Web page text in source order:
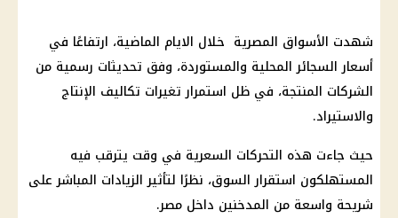
شهدت الأسواق المصرية خلال الايام الماضية، ارتفاعًا في
أسعار السجائر المحلية والمستوردة، وفق تحديثات رسمية من
الشركات المنتجة، في ظل استمرار تغيرات تكاليف الإنتاج
والاستيراد.
حيث جاءت هذه التحركات السعرية في وقت يترقب فيه
المستهلكون استقرار السوق، نظرًا لتأثير الزيادات المباشر على
شريحة واسعة من المدخنين داخل مصر.